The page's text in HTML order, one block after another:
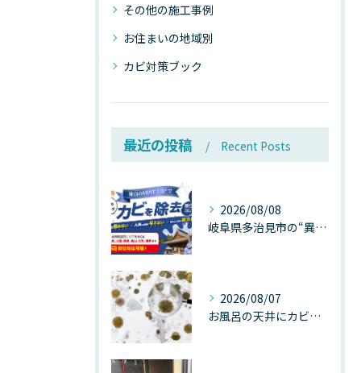
その他の施工事例
お住まいの地域別
カビ対策ブック
最近の投稿 Recent Posts
2026/08/08
岐阜県多治見市の“異常な高温”が建物内部を破壊する──深層カビが急増する危険な温度差の正体
2026/08/07
お風呂の天井にカビが生えたら要注意！2026年8月の猛暑・高湿度で急増する浴室カビの原因と正しい対策